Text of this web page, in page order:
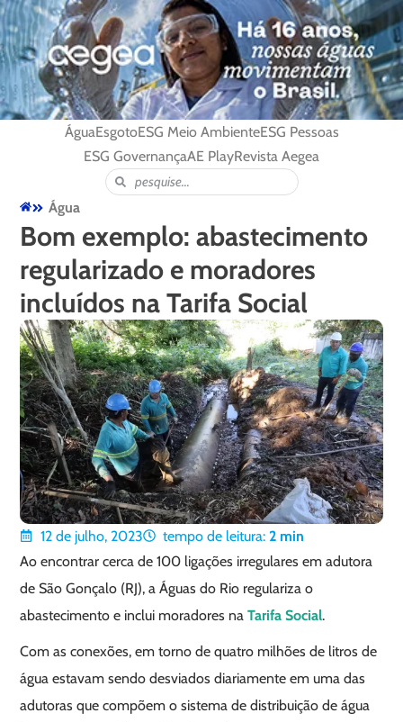
ÁguaEsgotoESG Meio AmbienteESG Pessoas
ESG GovernançaAE PlayRevista Aegea
Água
Bom exemplo: abastecimento
regularizado e moradores
incluídos na Tarifa Social
12 de julho, 2023 tempo de leitura: 2 min
Ao encontrar cerca de 100 ligações irregulares em adutora
de São Gonçalo (RJ), a Águas do Rio regulariza o
abastecimento e inclui moradores naTarifa Social.
Com as conexões, em torno de quatro milhões de litros de
água estavam sendo desviados diariamente em uma das
adutoras que compõem o sistema de distribuição de água